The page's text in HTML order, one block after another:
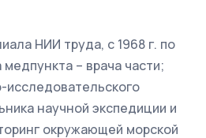
НИИ труда, с 1968 г. по
– врача части;
исследовательского
научной экспедиции и
окружающей морской